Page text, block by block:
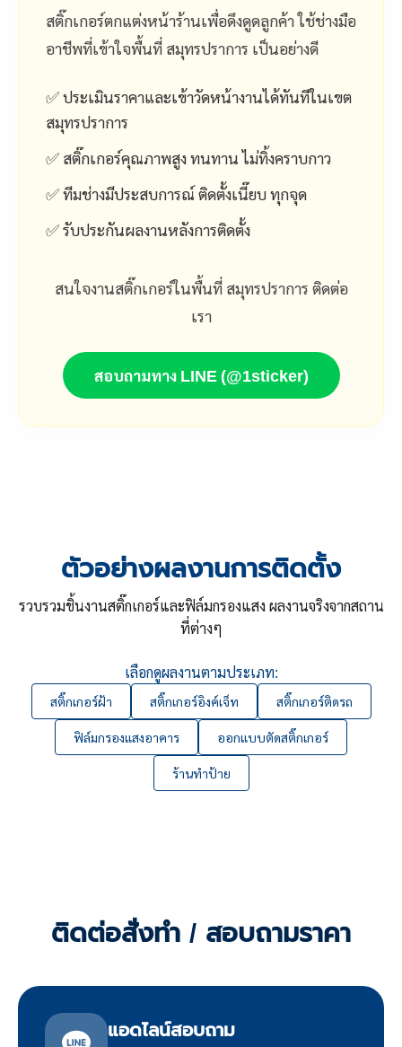
สติ๊กเกอร์ตกแต่งหน้าร้านเพื่อดึงดูดลูกค้า ใช้ช่างมือ
อาชีพที่เข้าใจพื้นที่ สมุทรปราการ เป็นอย่างดี
✅ ประเมินราคาและเข้าวัดหน้างานได้ทันทีในเขต
สมุทรปราการ
✅ สติ๊กเกอร์คุณภาพสูง ทนทาน ไม่ทิ้งคราบกาว
✅ ทีมช่างมีประสบการณ์ ติดตั้งเนี๊ยบ ทุกจุด
✅ รับประกันผลงานหลังการติดตั้ง
สนใจงานสติ๊กเกอร์ในพื้นที่ สมุทรปราการ ติดต่อ
เรา
สอบถามทาง LINE (@1sticker)
ตัวอย่างผลงานการติดตั้ง
รวบรวมชิ้นงานสติ๊กเกอร์และฟิล์มกรองแสง ผลงานจริงจากสถาน
ที่ต่างๆ
เลือกดูผลงานตามประเภท:
สติ๊กเกอร์ฝ้า สติ๊กเกอร์อิงค์เจ็ท สติ๊กเกอร์ติดรถ
ฟิล์มกรองแสงอาคาร ออกแบบตัดสติ๊กเกอร์
ร้านทำป้าย
ติดต่อสั่งทำ / สอบถามราคา
แอดไลน์สอบถาม